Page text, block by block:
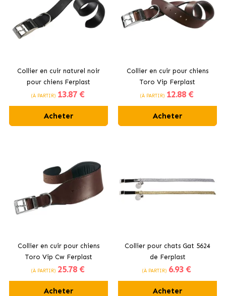
Collier en cuir naturel noir
pour chiens Ferplast
(À PARTIR) 13.87 €
Acheter
Collier en cuir pour chiens
Toro Vip Ferplast
(À PARTIR) 12.88 €
Acheter
Collier en cuir pour chiens
Toro Vip Cw Ferplast
(À PARTIR) 25.78 €
Acheter
Collier pour chats Gat 5624
de Ferplast
(À PARTIR) 6.93 €
Acheter